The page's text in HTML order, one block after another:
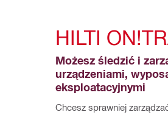
HILTI
Możesz śledzić i
urządzeniami,
eksploatacyjnymi
Chcesz sprawniej